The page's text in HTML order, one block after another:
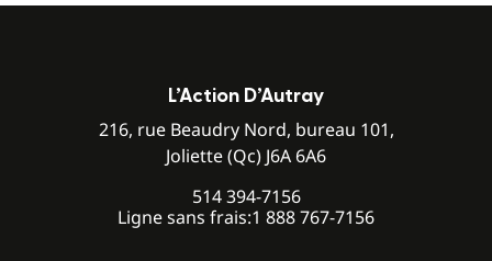
L’Action D’Autray
216, rue Beaudry Nord, bureau 101,
Joliette (Qc) J6A 6A6
514 394-7156
Ligne sans frais:1 888 767-7156